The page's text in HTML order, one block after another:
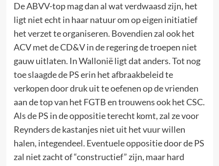
De ABVV-top mag dan al wat verdwaasd zijn, het
ligt niet echt in haar natuur om op eigen initiatief
het verzet te organiseren. Bovendien zal ook het
ACV met de CD&V in de regering de troepen niet
gauw uitlaten. In Wallonië ligt dat anders. Tot nog
toe slaagde de PS erin het afbraakbeleid te
verkopen door druk uit te oefenen op de vrienden
aan de top van het FGTB en trouwens ook het CSC.
Als de PS in de oppositie terecht komt, zal ze voor
Reynders de kastanjes niet uit het vuur willen
halen, integendeel. Eventuele oppositie door de PS
zal niet zacht of “constructief” zijn, maar hard